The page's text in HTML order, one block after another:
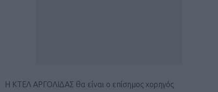
Η ΚΤΕΛ ΑΡΓΟΛΙΔΑΣ θα είναι ο επίσημος χορηγός